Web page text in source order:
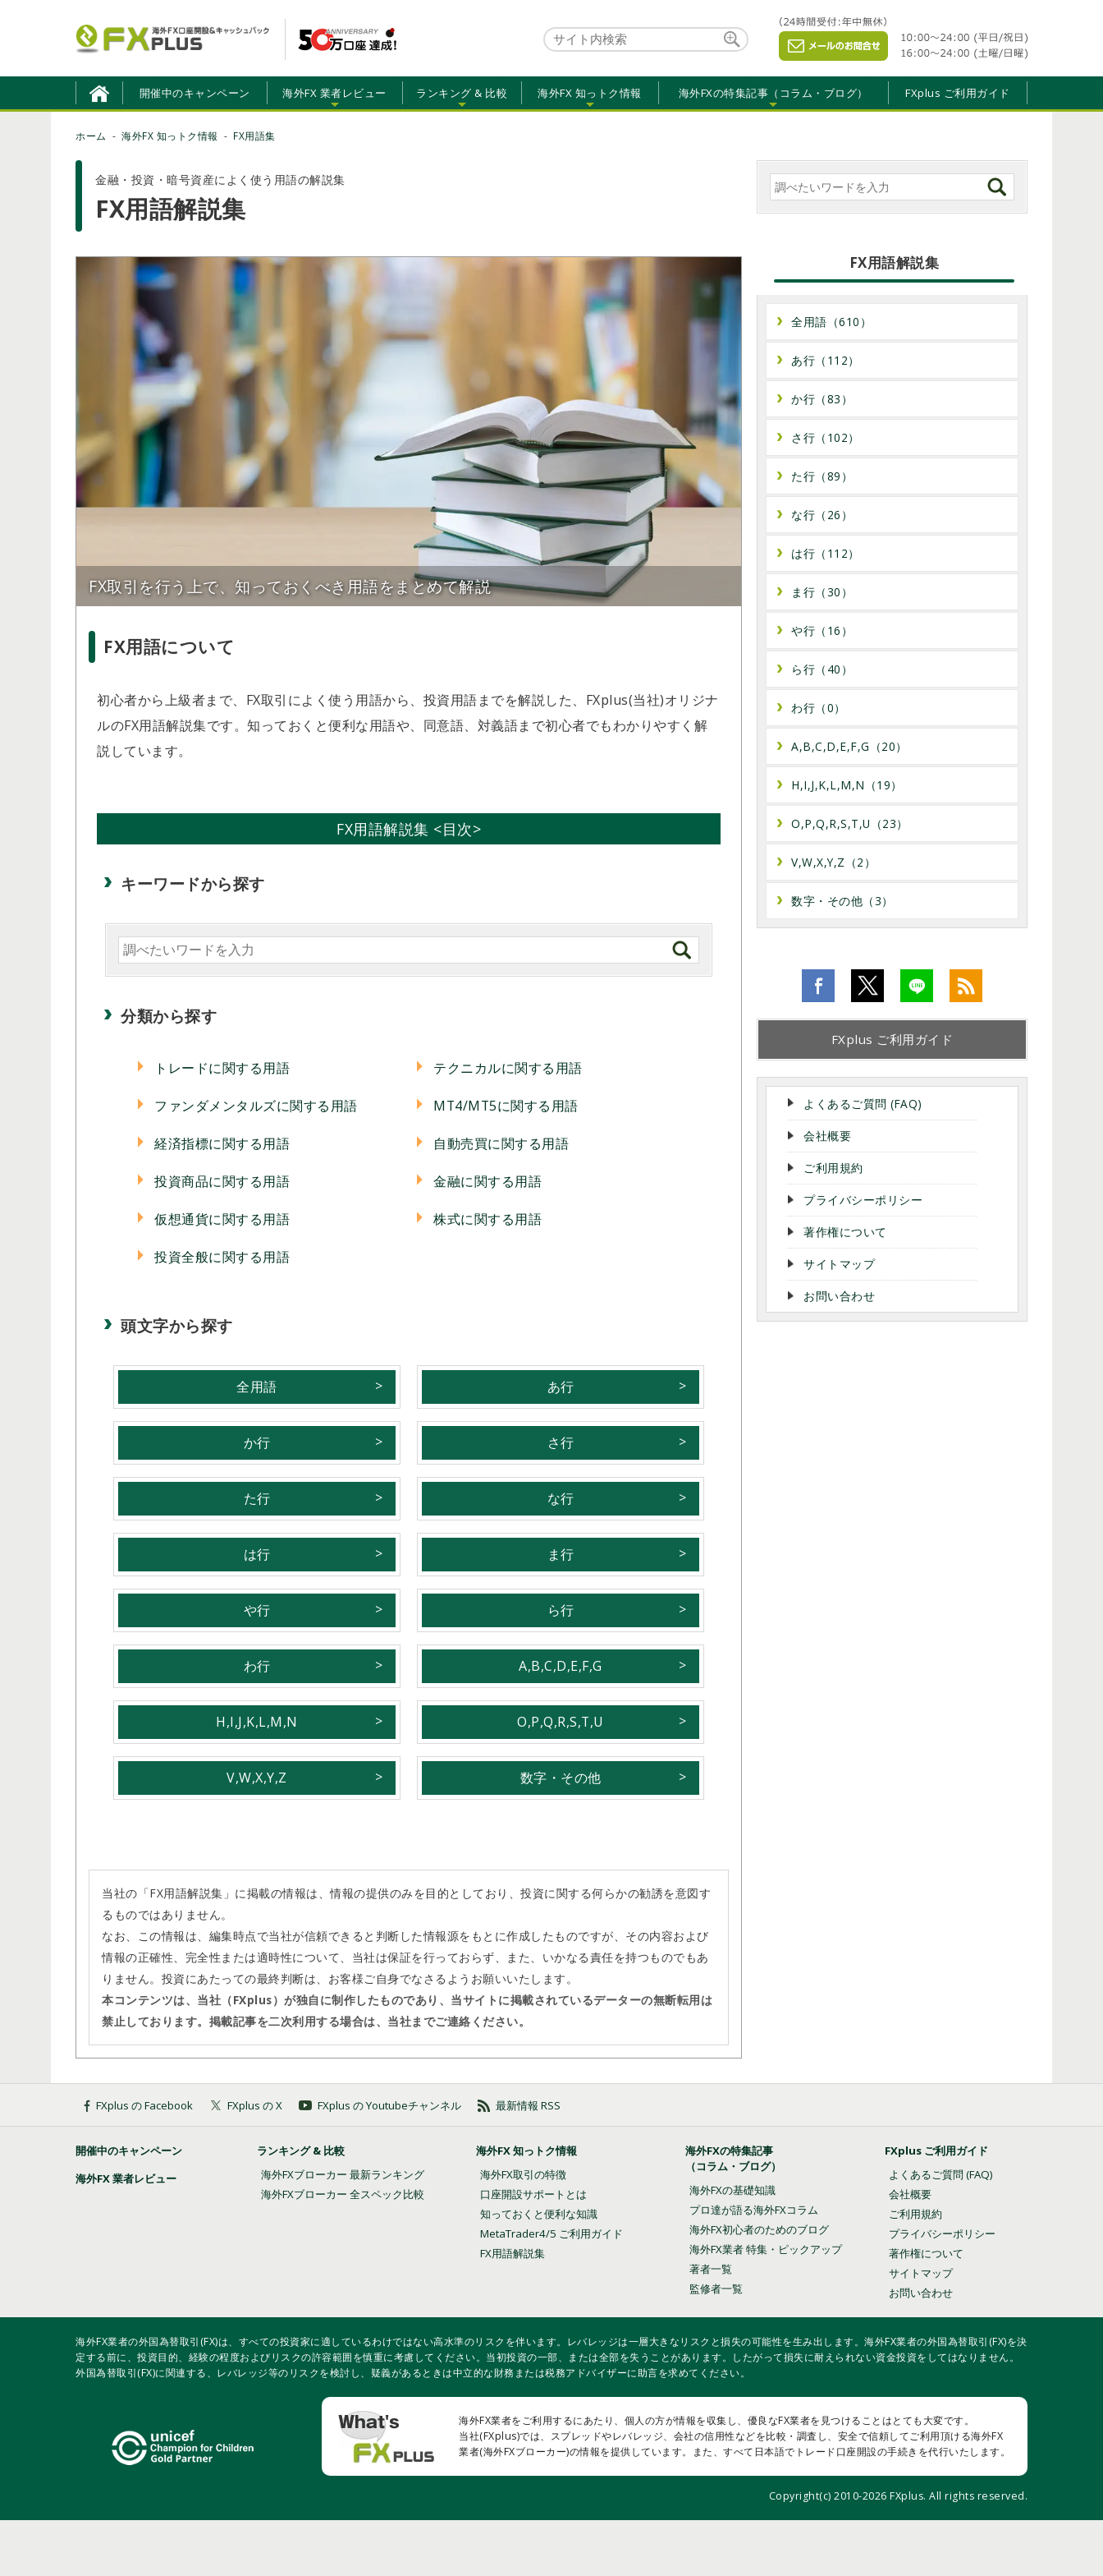
開催中のキャンペーン 海外FX 業者レビュー ランキング & 比較 海外FX 知っトク情報 海外FXの特集記事（コラム・ブログ） FXplus ご利用ガイド
ホーム 海外FX 知っトク情報 FX用語集
金融・投資・暗号資産によく使う用語の解説集
FX用語解説集
FX取引を行う上で、知っておくべき用語をまとめて解説
FX用語について
初心者から上級者まで、FX取引によく使う用語から、投資用語までを解説した、FXplus(当社)オリジナ
ルのFX用語解説集です。知っておくと便利な用語や、同意語、対義語まで初心者でもわかりやすく解
説しています。
FX用語解説集 <目次>
キーワードから探す
分類から探す
トレードに関する用語 テクニカルに関する用語
ファンダメンタルズに関する用語 MT4/MT5に関する用語
経済指標に関する用語 自動売買に関する用語
投資商品に関する用語 金融に関する用語
仮想通貨に関する用語 株式に関する用語
投資全般に関する用語
頭文字から探す
全用語 あ行
か行 さ行
た行 な行
は行 ま行
や行 ら行
わ行 A,B,C,D,E,F,G
H,I,J,K,L,M,N O,P,Q,R,S,T,U
V,W,X,Y,Z 数字・その他
当社の「FX用語解説集」に掲載の情報は、情報の提供のみを目的としており、投資に関する何らかの勧誘を意図す
るものではありません。
なお、この情報は、編集時点で当社が信頼できると判断した情報源をもとに作成したものですが、その内容および
情報の正確性、完全性または適時性について、当社は保証を行っておらず、また、いかなる責任を持つものでもあ
りません。投資にあたっての最終判断は、お客様ご自身でなさるようお願いいたします。
本コンテンツは、当社（FXplus）が独自に制作したものであり、当サイトに掲載されているデーターの無断転用は
禁止しております。掲載記事を二次利用する場合は、当社までご連絡ください。
FX用語解説集
全用語（610）
あ行（112）
か行（83）
さ行（102）
た行（89）
な行（26）
は行（112）
ま行（30）
や行（16）
ら行（40）
わ行（0）
A,B,C,D,E,F,G（20）
H,I,J,K,L,M,N（19）
O,P,Q,R,S,T,U（23）
V,W,X,Y,Z（2）
数字・その他（3）
FXplus ご利用ガイド
よくあるご質問 (FAQ)
会社概要
ご利用規約
プライバシーポリシー
著作権について
サイトマップ
お問い合わせ
FXplus の Facebook FXplus の X FXplus の Youtubeチャンネル 最新情報 RSS
開催中のキャンペーン
海外FX 業者レビュー
ランキング & 比較
海外FXブローカー 最新ランキング
海外FXブローカー 全スペック比較
海外FX 知っトク情報
海外FX取引の特徴
口座開設サポートとは
知っておくと便利な知識
MetaTrader4/5 ご利用ガイド
FX用語解説集
海外FXの特集記事
（コラム・ブログ）
海外FXの基礎知識
プロ達が語る海外FXコラム
海外FX初心者のためのブログ
海外FX業者 特集・ピックアップ
著者一覧
監修者一覧
FXplus ご利用ガイド
よくあるご質問 (FAQ)
会社概要
ご利用規約
プライバシーポリシー
著作権について
サイトマップ
お問い合わせ
海外FX業者の外国為替取引(FX)は、すべての投資家に適しているわけではない高水準のリスクを伴います。レバレッジは一層大きなリスクと損失の可能性を生み出します。海外FX業者の外国為替取引(FX)を決
定する前に、投資目的、経験の程度およびリスクの許容範囲を慎重に考慮してください。当初投資の一部、または全部を失うことがあります。したがって損失に耐えられない資金投資をしてはなりません。
外国為替取引(FX)に関連する、レバレッジ等のリスクを検討し、疑義があるときは中立的な財務または税務アドバイザーに助言を求めてください。
海外FX業者をご利用するにあたり、個人の方が情報を収集し、優良なFX業者を見つけることはとても大変です。
当社(FXplus)では、スプレッドやレバレッジ、会社の信用性などを比較・調査し、安全で信頼してご利用頂ける海外FX
業者(海外FXブローカー)の情報を提供しています。また、すべて日本語でトレード口座開設の手続きを代行いたします。
Copyright(c) 2010-2026 FXplus. All rights reserved.